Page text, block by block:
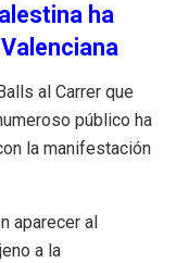
ha
al Carrer que
público ha
la manifestación
aparecer al
a la